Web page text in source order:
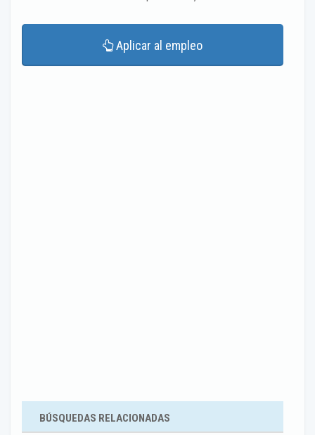
Aplicar al empleo
BÚSQUEDAS RELACIONADAS